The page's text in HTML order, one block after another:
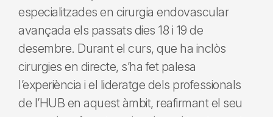
especialitzades en cirurgia endovascular
avançada els passats dies 18 i 19 de
desembre. Durant el curs, que ha inclòs
cirurgies en directe, s’ha fet palesa
l’experiència i el lideratge dels professionals
de l’HUB en aquest àmbit, reafirmant el seu